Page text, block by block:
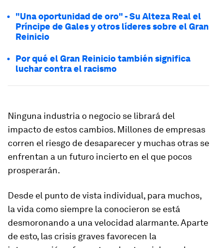
"Una oportunidad de oro" - Su Alteza Real el
Príncipe de Gales y otros líderes sobre el Gran
Reinicio
Por qué el Gran Reinicio también significa
luchar contra el racismo
Ninguna industria o negocio se librará del
impacto de estos cambios. Millones de empresas
corren el riesgo de desaparecer y muchas otras se
enfrentan a un futuro incierto en el que pocos
prosperarán.
Desde el punto de vista individual, para muchos,
la vida como siempre la conocieron se está
desmoronando a una velocidad alarmante. Aparte
de esto, las crisis graves favorecen la